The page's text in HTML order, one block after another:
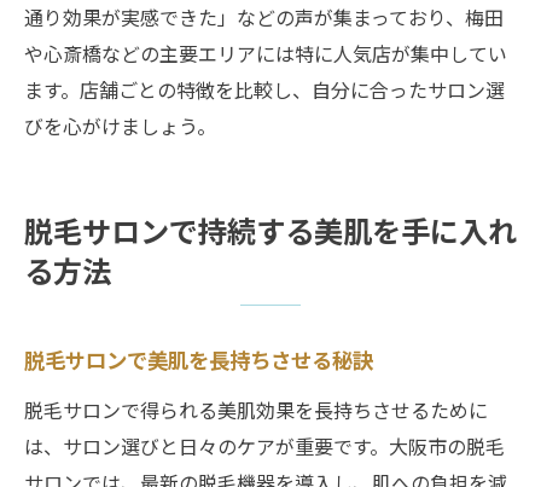
通り効果が実感できた」などの声が集まっており、梅田
や心斎橋などの主要エリアには特に人気店が集中してい
ます。店舗ごとの特徴を比較し、自分に合ったサロン選
びを心がけましょう。
脱毛サロンで持続する美肌を手に入れ
る方法
脱毛サロンで美肌を長持ちさせる秘訣
脱毛サロンで得られる美肌効果を長持ちさせるために
は、サロン選びと日々のケアが重要です。大阪市の脱毛